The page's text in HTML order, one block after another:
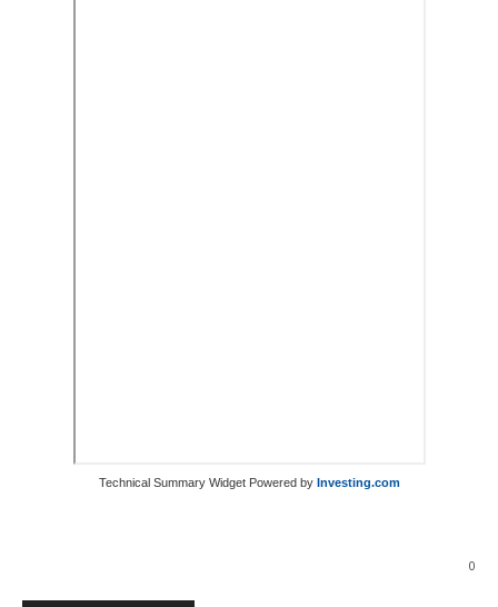
Technical Summary Widget Powered by Investing.com
0